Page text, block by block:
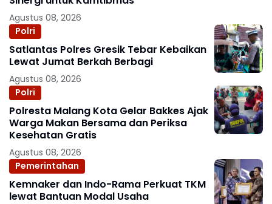
Agustus 08, 2026
Polri
Satlantas Polres Gresik Tebar Kebaikan
Lewat Jumat Berkah Berbagi
Agustus 08, 2026
Polri
Polresta Malang Kota Gelar Bakkes Ajak
Warga Makan Bersama dan Periksa
Kesehatan Gratis
Agustus 08, 2026
Pemerintahan
Kemnaker dan Indo-Rama Perkuat TKM
lewat Bantuan Modal Usaha